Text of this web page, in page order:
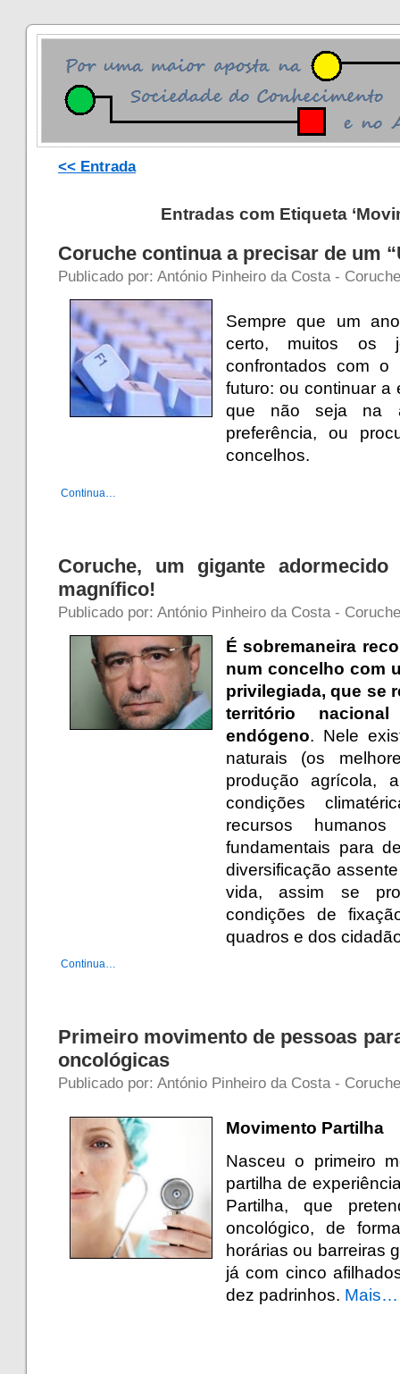
<< Entrada
Entradas com Etiqueta
Coruche continua a precisar de um
Publicado por: António Pinheiro da Costa -
Sempre que um
certo, muitos os
confrontados com
futuro: ou continuar a
que não seja na
preferência, ou
concelhos.
Continua…
Coruche, um gigante
magnífico!
Publicado por: António Pinheiro da Costa -
É sobremaneira
num concelho com
privilegiada, que se
território
endógeno. Nele
naturais (os
produção agrícola,
condições
recursos
fundamentais para
diversificação
vida, assim se
condições de
quadros e dos
Continua…
Primeiro movimento de pessoas
oncológicas
Publicado por: António Pinheiro da Costa -
Movimento Partilha
Nasceu o primeiro
partilha de
Partilha, que
oncológico, de
horárias ou barreiras
já com cinco
dez padrinhos. Mais…